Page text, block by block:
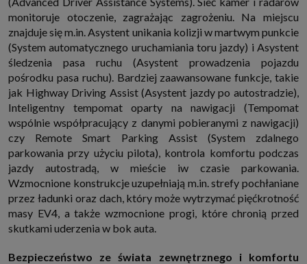
monitoruje otoczenie, zagrażając zagrożeniu. Na miejscu
znajduje się m.in. Asystent unikania kolizji w martwym punkcie
(System automatycznego uruchamiania toru jazdy) i Asystent
śledzenia pasa ruchu (Asystent prowadzenia pojazdu
pośrodku pasa ruchu). Bardziej zaawansowane funkcje, takie
jak Highway Driving Assist (Asystent jazdy po autostradzie),
Inteligentny tempomat oparty na nawigacji (Tempomat
wspólnie współpracujący z danymi pobieranymi z nawigacji)
czy Remote Smart Parking Assist (System zdalnego
parkowania przy użyciu pilota), kontrola komfortu podczas
jazdy autostradą, w mieście iw czasie parkowania.
Wzmocnione konstrukcje uzupełniają m.in. strefy pochłaniane
przez ładunki oraz dach, który może wytrzymać pięćkrotność
masy EV4, a także wzmocnione progi, które chronią przed
skutkami uderzenia w bok auta.
Bezpieczeństwo ze świata zewnętrznego i komfortu